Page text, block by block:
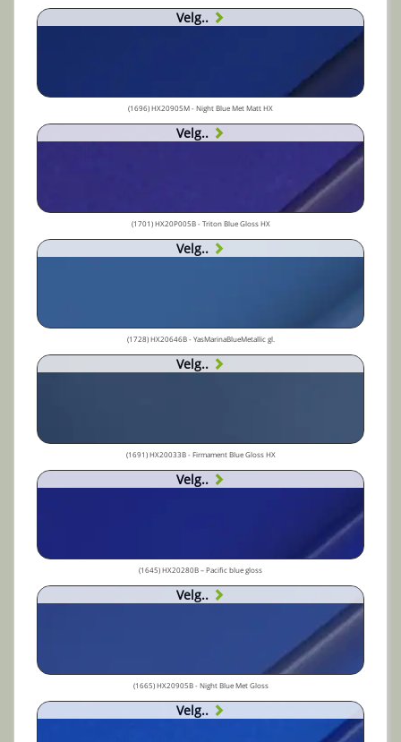
Velg..
(1696) HX20905M - Night Blue Met Matt HX
Velg..
(1701) HX20P005B - Triton Blue Gloss HX
Velg..
(1728) HX20646B - YasMarinaBlueMetallic gl.
Velg..
(1691) HX20033B - Firmament Blue Gloss HX
Velg..
(1645) HX20280B – Pacific blue gloss
Velg..
(1665) HX20905B - Night Blue Met Gloss
Velg..